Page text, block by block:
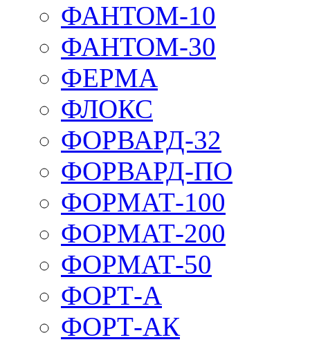
ФАНТОМ-10
ФАНТОМ-30
ФЕРМА
ФЛОКС
ФОРВАРД-32
ФОРВАРД-ПО
ФОРМАТ-100
ФОРМАТ-200
ФОРМАТ-50
ФОРТ-А
ФОРТ-АК